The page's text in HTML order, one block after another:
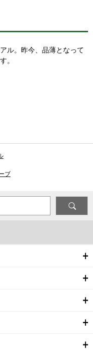
ル。昨今、品薄となって
。
ブ